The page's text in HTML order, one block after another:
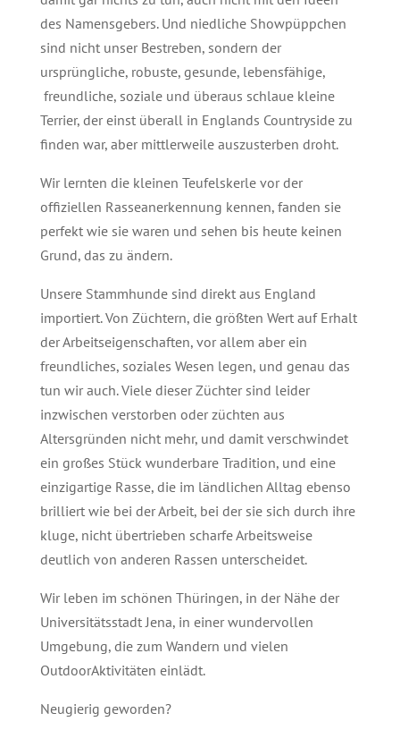
des Namensgebers. Und niedliche Showpüppchen
sind nicht unser Bestreben, sondern der
ursprüngliche, robuste, gesunde, lebensfähige,
freundliche, soziale und überaus schlaue kleine
Terrier, der einst überall in Englands Countryside zu
finden war, aber mittlerweile auszusterben droht.
Wir lernten die kleinen Teufelskerle vor der
offiziellen Rasseanerkennung kennen, fanden sie
perfekt wie sie waren und sehen bis heute keinen
Grund, das zu ändern.
Unsere Stammhunde sind direkt aus England
importiert. Von Züchtern, die größten Wert auf Erhalt
der Arbeitseigenschaften, vor allem aber ein
freundliches, soziales Wesen legen, und genau das
tun wir auch. Viele dieser Züchter sind leider
inzwischen verstorben oder züchten aus
Altersgründen nicht mehr, und damit verschwindet
ein großes Stück wunderbare Tradition, und eine
einzigartige Rasse, die im ländlichen Alltag ebenso
brilliert wie bei der Arbeit, bei der sie sich durch ihre
kluge, nicht übertrieben scharfe Arbeitsweise
deutlich von anderen Rassen unterscheidet.
Wir leben im schönen Thüringen, in der Nähe der
Universitätsstadt Jena, in einer wundervollen
Umgebung, die zum Wandern und vielen
OutdoorAktivitäten einlädt.
Neugierig geworden?